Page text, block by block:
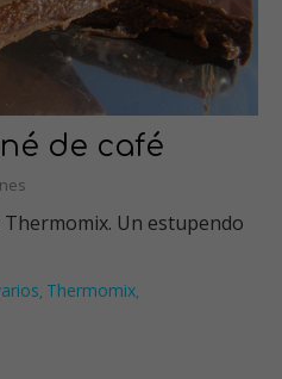
de café
Un estupendo
, Thermomix,